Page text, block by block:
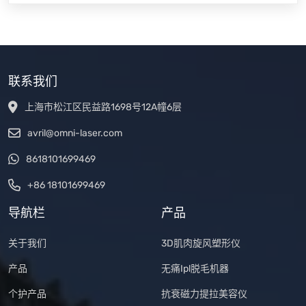
联系我们
上海市松江区民益路1698号12A幢6层
avril@omni-laser.com
8618101699469
+86 18101699469
导航栏
关于我们
产品
个护产品
产品
3D肌肉旋风塑形仪
无痛Ipl脱毛机器
抗衰磁力提拉美容仪